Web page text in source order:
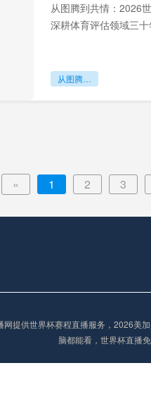
从图腾到共情：2026
深耕体育评估领域三
从图腾到共情：2026世界杯吉祥物的仪式传播与全球认同重构
« 1 2 3
网提供世界杯赛程直播服务，2026美
脑都能看，世界杯直播